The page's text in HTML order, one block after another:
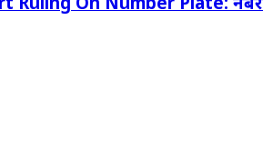
Ruling On Number Plate: